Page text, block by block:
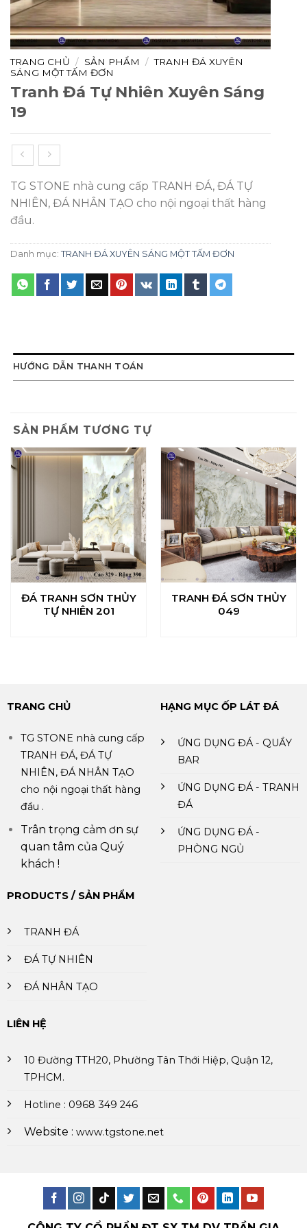
TRANG CHỦ / SẢN PHẨM / TRANH ĐÁ XUYÊN
SÁNG MỘT TẤM ĐƠN
Tranh Đá Tự Nhiên Xuyên Sáng
19
TG STONE nhà cung cấp TRANH ĐÁ, ĐÁ TỰ
NHIÊN, ĐÁ NHÂN TẠO cho nội ngoại thất hàng
đầu.
Danh mục: TRANH ĐÁ XUYÊN SÁNG MỘT TẤM ĐƠN
HƯỚNG DẪN THANH TOÁN
SẢN PHẨM TƯƠNG TỰ
ĐÁ TRANH SƠN THỦY
TỰ NHIÊN 201
TRANH ĐÁ SƠN THỦY
049
TRANG CHỦ
TG STONE nhà cung cấp
TRANH ĐÁ, ĐÁ TỰ
NHIÊN, ĐÁ NHÂN TẠO
cho nội ngoại thất hàng
đầu .
Trân trọng cảm ơn sự
quan tâm của Quý
khách !
HẠNG MỤC ỐP LÁT ĐÁ
ỨNG DỤNG ĐÁ - QUẦY
BAR
ỨNG DỤNG ĐÁ - TRANH
ĐÁ
ỨNG DỤNG ĐÁ -
PHÒNG NGỦ
PRODUCTS / SẢN PHẨM
TRANH ĐÁ
ĐÁ TỰ NHIÊN
ĐÁ NHÂN TẠO
LIÊN HỆ
10 Đường TTH20, Phường Tân Thới Hiệp, Quận 12,
TPHCM.
Hotline : 0968 349 246
Website : www.tgstone.net